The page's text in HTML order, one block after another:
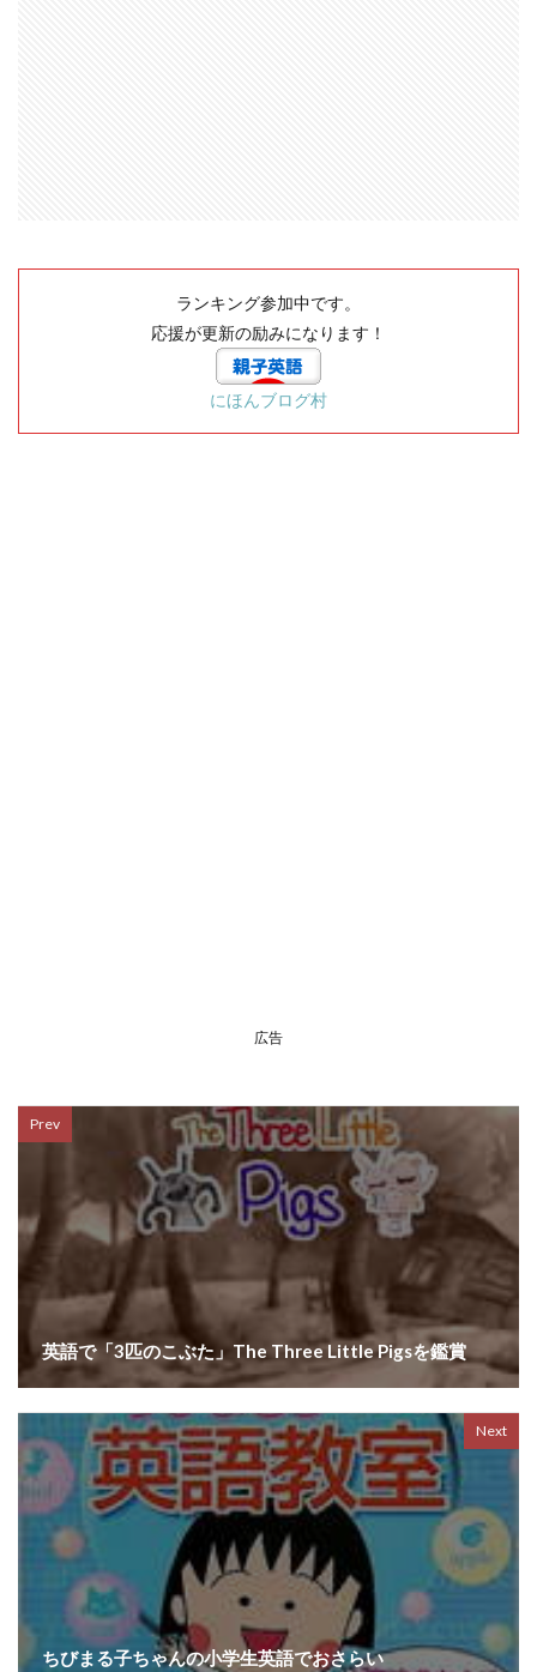
ランキング参加中です。
応援が更新の励みになります！
にほんブログ村
広告
Prev
英語で「3匹のこぶた」The Three Little Pigsを鑑賞
Next
ちびまる子ちゃんの小学生英語でおさらい